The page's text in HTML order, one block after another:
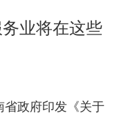
业将在这些
省政府印发《关于